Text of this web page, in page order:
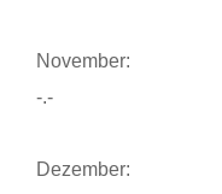
November:
-.-
Dezember: